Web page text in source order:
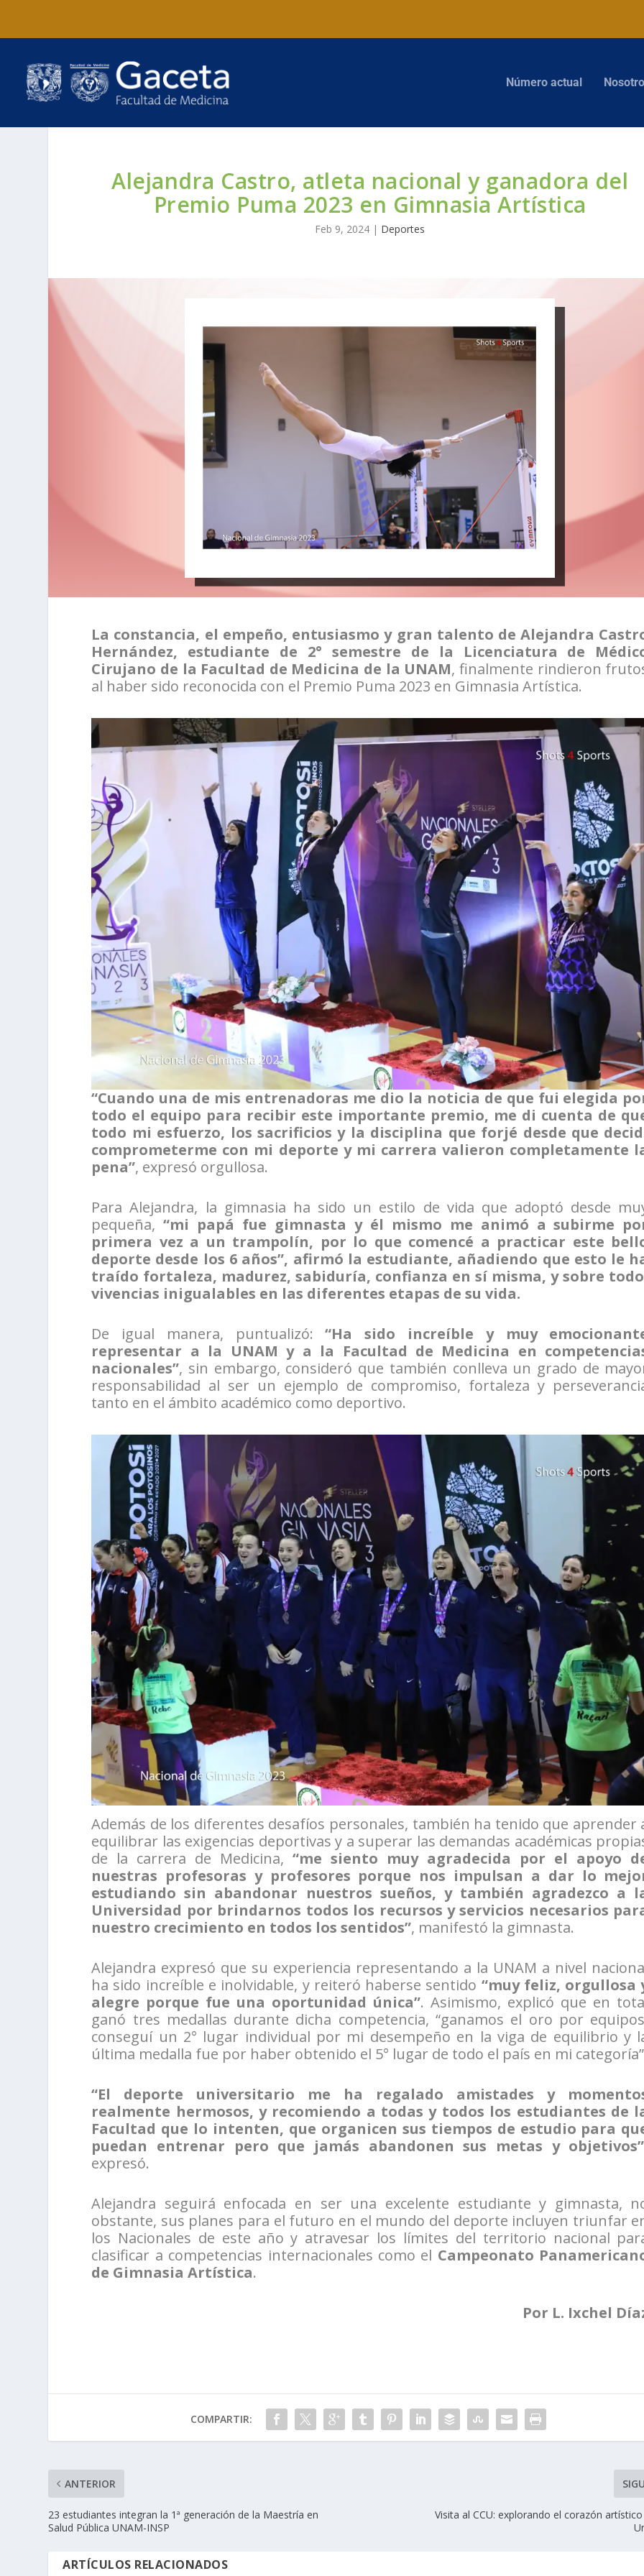
Número actual
Alejandra Castro, atleta nacional y ganadora del
Premio Puma 2023 en Gimnasia Artística
Feb 9, 2024 | Deportes
La constancia, el empeño, entusiasmo y gran talento de Alejandra
Hernández, estudiante de 2° semestre de la Licenciatura de
Cirujano de la Facultad de Medicina de la UNAM, finalmente rindieron
al haber sido reconocida con el Premio Puma 2023 en Gimnasia Artística.
“Cuando una de mis entrenadoras me dio la noticia de que fui elegida
todo el equipo para recibir este importante premio, me di cuenta de
todo mi esfuerzo, los sacrificios y la disciplina que forjé desde que
comprometerme con mi deporte y mi carrera valieron completamente
pena”, expresó orgullosa.
Para Alejandra, la gimnasia ha sido un estilo de vida que adoptó desde
pequeña, “mi papá fue gimnasta y él mismo me animó a subirme
primera vez a un trampolín, por lo que comencé a practicar este
deporte desde los 6 años”, afirmó la estudiante, añadiendo que esto le
traído fortaleza, madurez, sabiduría, confianza en sí misma, y sobre
vivencias inigualables en las diferentes etapas de su vida.
De igual manera, puntualizó: “Ha sido increíble y muy
representar a la UNAM y a la Facultad de Medicina en
nacionales”, sin embargo, consideró que también conlleva un grado de
responsabilidad al ser un ejemplo de compromiso, fortaleza y
tanto en el ámbito académico como deportivo.
Además de los diferentes desafíos personales, también ha tenido que aprender
equilibrar las exigencias deportivas y a superar las demandas académicas
de la carrera de Medicina,“me siento muy agradecida por el apoyo
nuestras profesoras y profesores porque nos impulsan a dar lo
estudiando sin abandonar nuestros sueños, y también agradezco a
Universidad por brindarnos todos los recursos y servicios necesarios
nuestro crecimiento en todos los sentidos”, manifestó la gimnasta.
Alejandra expresó que su experiencia representando a la UNAM a nivel
ha sido increíble e inolvidable, y reiteró haberse sentido “muy feliz, orgullosa
alegre porque fue una oportunidad única”. Asimismo, explicó que en
ganó tres medallas durante dicha competencia, “ganamos el oro por
conseguí un 2° lugar individual por mi desempeño en la viga de equilibrio y
última medalla fue por haber obtenido el 5° lugar de todo el país en mi
“El deporte universitario me ha regalado amistades y
realmente hermosos, y recomiendo a todas y todos los estudiantes de
Facultad que lo intenten, que organicen sus tiempos de estudio para
puedan entrenar pero que jamás abandonen sus metas y
expresó.
Alejandra seguirá enfocada en ser una excelente estudiante y gimnasta,
obstante, sus planes para el futuro en el mundo del deporte incluyen triunfar
los Nacionales de este año y atravesar los límites del territorio nacional
clasificar a competencias internacionales como el Campeonato
de Gimnasia Artística.
Por L. Ixchel
COMPARTIR:
ANTERIOR
23 estudiantes integran la 1ª generación de la Maestría en
Salud Pública UNAM-INSP
Visita al CCU: explorando el corazón
ARTÍCULOS RELACIONADOS